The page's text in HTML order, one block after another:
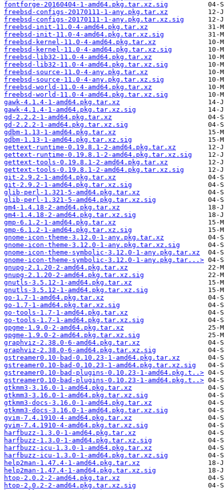
fontforge-20160404-1-amd64.pkg.tar.xz.sig
freebsd-configs-20170111-1-any.pkg.tar.xz
freebsd-configs-20170111-1-any.pkg.tar.xz.sig
freebsd-init-11.0-4-amd64.pkg.tar.xz
freebsd-init-11.0-4-amd64.pkg.tar.xz.sig
freebsd-kernel-11.0-4-amd64.pkg.tar.xz
freebsd-kernel-11.0-4-amd64.pkg.tar.xz.sig
freebsd-lib32-11.0-4-amd64.pkg.tar.xz
freebsd-lib32-11.0-4-amd64.pkg.tar.xz.sig
freebsd-source-11.0-4-any.pkg.tar.xz
freebsd-source-11.0-4-any.pkg.tar.xz.sig
freebsd-world-11.0-4-amd64.pkg.tar.xz
freebsd-world-11.0-4-amd64.pkg.tar.xz.sig
gawk-4.1.4-1-amd64.pkg.tar.xz
gawk-4.1.4-1-amd64.pkg.tar.xz.sig
gd-2.2.2-1-amd64.pkg.tar.xz
gd-2.2.2-1-amd64.pkg.tar.xz.sig
gdbm-1.13-1-amd64.pkg.tar.xz
gdbm-1.13-1-amd64.pkg.tar.xz.sig
gettext-runtime-0.19.8.1-2-amd64.pkg.tar.xz
gettext-runtime-0.19.8.1-2-amd64.pkg.tar.xz.sig
gettext-tools-0.19.8.1-2-amd64.pkg.tar.xz
gettext-tools-0.19.8.1-2-amd64.pkg.tar.xz.sig
git-2.9.2-1-amd64.pkg.tar.xz
git-2.9.2-1-amd64.pkg.tar.xz.sig
glib-perl-1.321-5-amd64.pkg.tar.xz
glib-perl-1.321-5-amd64.pkg.tar.xz.sig
gm4-1.4.18-2-amd64.pkg.tar.xz
gm4-1.4.18-2-amd64.pkg.tar.xz.sig
gmp-6.1.2-1-amd64.pkg.tar.xz
gmp-6.1.2-1-amd64.pkg.tar.xz.sig
gnome-icon-theme-3.12.0-1-any.pkg.tar.xz
gnome-icon-theme-3.12.0-1-any.pkg.tar.xz.sig
gnome-icon-theme-symbolic-3.12.0-1-any.pkg.tar.xz
gnome-icon-theme-symbolic-3.12.0-1-any.pkg.tar...>
gnupg-2.1.20-2-amd64.pkg.tar.xz
gnupg-2.1.20-2-amd64.pkg.tar.xz.sig
gnutls-3.5.12-1-amd64.pkg.tar.xz
gnutls-3.5.12-1-amd64.pkg.tar.xz.sig
go-1.7-1-amd64.pkg.tar.xz
go-1.7-1-amd64.pkg.tar.xz.sig
go-tools-1.7-1-amd64.pkg.tar.xz
go-tools-1.7-1-amd64.pkg.tar.xz.sig
gpgme-1.9.0-2-amd64.pkg.tar.xz
gpgme-1.9.0-2-amd64.pkg.tar.xz.sig
graphviz-2.38.0-6-amd64.pkg.tar.xz
graphviz-2.38.0-6-amd64.pkg.tar.xz.sig
gstreamer0.10-bad-0.10.23-1-amd64.pkg.tar.xz
gstreamer0.10-bad-0.10.23-1-amd64.pkg.tar.xz.sig
gstreamer0.10-bad-plugins-0.10.23-1-amd64.pkg.t..>
gstreamer0.10-bad-plugins-0.10.23-1-amd64.pkg.t..>
gtkmm3-3.16.0-1-amd64.pkg.tar.xz
gtkmm3-3.16.0-1-amd64.pkg.tar.xz.sig
gtkmm3-docs-3.16.0-1-amd64.pkg.tar.xz
gtkmm3-docs-3.16.0-1-amd64.pkg.tar.xz.sig
gvim-7.4.1910-4-amd64.pkg.tar.xz
gvim-7.4.1910-4-amd64.pkg.tar.xz.sig
harfbuzz-1.3.0-1-amd64.pkg.tar.xz
harfbuzz-1.3.0-1-amd64.pkg.tar.xz.sig
harfbuzz-icu-1.3.0-1-amd64.pkg.tar.xz
harfbuzz-icu-1.3.0-1-amd64.pkg.tar.xz.sig
help2man-1.47.4-1-amd64.pkg.tar.xz
help2man-1.47.4-1-amd64.pkg.tar.xz.sig
htop-2.0.2-2-amd64.pkg.tar.xz
htop-2.0.2-2-amd64.pkg.tar.xz.sig